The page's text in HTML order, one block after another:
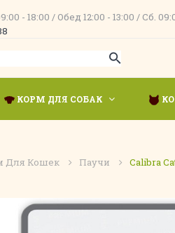
- 18:00 / Обед 12:00 - 13:00 / Сб.
КОРМ ДЛЯ СОБАК
Для Кошек Паучи Calibra